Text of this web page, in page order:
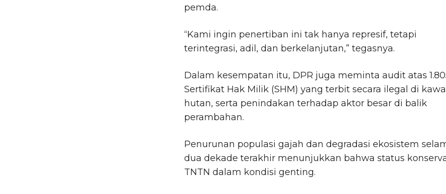
pemda.
“Kami ingin penertiban ini tak hanya represif, tetapi
terintegrasi, adil, dan berkelanjutan,” tegasnya.
Dalam kesempatan itu, DPR juga meminta audit atas
Sertifikat Hak Milik (SHM) yang terbit secara ilegal di
hutan, serta penindakan terhadap aktor besar di balik
perambahan.
Penurunan populasi gajah dan degradasi ekosistem
dua dekade terakhir menunjukkan bahwa status
TNTN dalam kondisi genting.